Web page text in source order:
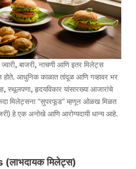
बाजरी, नाचणी आणि इतर मिलेट्स
होते. आधुनिक काळात तांदूळ आणि गव्हावर भर
स्थूलपणा, हृदयविकार यांसारख्या आजारांचे
मिलेट्सना “सुपरफूड” म्हणून ओळख मिळत
हे एक अनोखे आणि आरोग्यदायी धान्य आहे.
मिलेट्स)